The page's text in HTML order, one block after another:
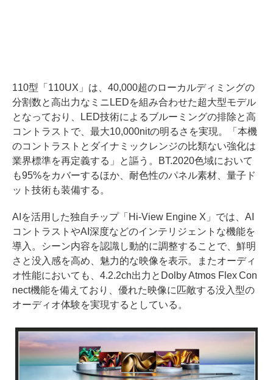
110型「110UX」は、40,000超のローカルディミングの
分割数と高出力なミニLEDを組み合わせた超大型モデル
となっており、LED技術によるブルーミングの排除と高
コントラストで、最大10,000nitの明るさを実現。「本機
のコントラストとダイナミックレンジの比類ない強化は
業界標準を再定義する」と謳う。BT.2020色域において
も95%をカバーするほか、耐色性のパネル素材、量子ド
ット技術も装備する。
AIを活用した独自チップ「Hi-View Engine X」では、AI
コントラストやAI深度などのインテリジェントな機能を
導入。シーン内容を認識し動的に調整することで、鮮明
さと没入感を高め、魅力的な映像を表示。またオーディ
オ性能においても、4.2.2ch出力とDolby Atmos Flex Con
nect機能を備えており、優れた映像に匹敵する没入型の
オーディオ体験を実現するとしている。